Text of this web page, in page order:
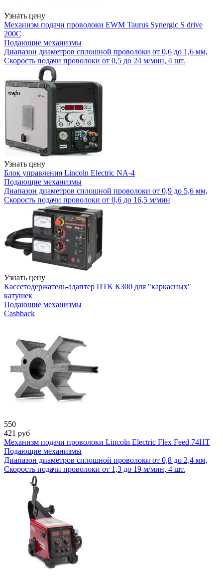
Узнать цену
Механизм подачи проволоки EWM Taurus Synergic S drive
200C
Подающие механизмы
Диапазон диаметров сплошной проволоки от 0,6 до 1,6 мм,
Скорость подачи проволоки от 0,5 до 24 м/мин, 4 шт.
Узнать цену
Блок управления Lincoln Electric NA-4
Подающие механизмы
Диапазон диаметров сплошной проволоки от 0,9 до 5,6 мм,
Скорость подачи проволоки от 0,6 до 16,5 м/мин
Узнать цену
Кассетодержатель-адаптер ПТК К300 для "каркасных"
катушек
Подающие механизмы
Cashback
550
421 руб
Механизм подачи проволоки Lincoln Electric Flex Feed 74HT
Подающие механизмы
Диапазон диаметров сплошной проволоки от 0,8 до 2,4 мм,
Скорость подачи проволоки от 1,3 до 19 м/мин, 4 шт.